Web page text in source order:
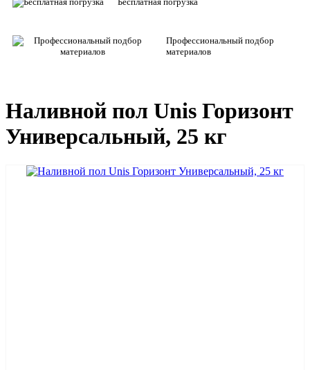
Профессиональный подбор
материалов
Наливной пол Unis Горизонт
Универсальный, 25 кг